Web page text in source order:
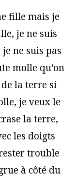
fille mais je
je ne suis
ne suis pas
molle qu’on
la terre si
je veux le
la terre,
les doigts
trouble
à côté du